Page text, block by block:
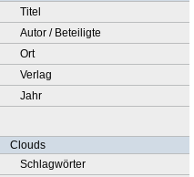
Titel
Autor / Beteiligte
Ort
Verlag
Jahr
Clouds
Schlagwörter